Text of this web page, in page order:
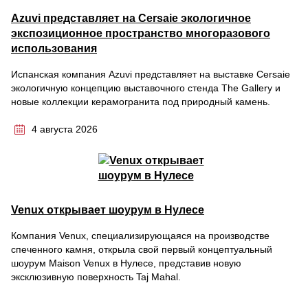
Azuvi представляет на Cersaie экологичное
экспозиционное пространство многоразового
использования
Испанская компания Azuvi представляет на выставке Cersaie
экологичную концепцию выставочного стенда The Gallery и
новые коллекции керамогранита под природный камень.
4 августа 2026
Venux открывает шоурум в Нулесе
Компания Venux, специализирующаяся на производстве
спеченного камня, открыла свой первый концептуальный
шоурум Maison Venux в Нулесе, представив новую
эксклюзивную поверхность Taj Mahal.